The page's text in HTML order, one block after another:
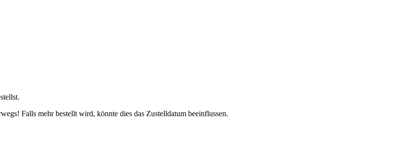
Falls mehr bestellt wird, könnte dies das Zustelldatum beeinflussen.